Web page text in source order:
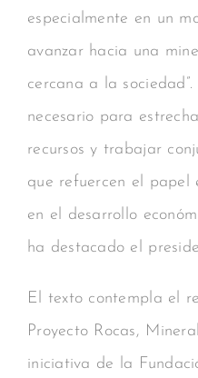
especialmente en un
avanzar hacia una
cercana a la
necesario para
recursos y trabajar
que refuercen el papel
en el desarrollo
ha destacado el
El texto contempla el
Proyecto Rocas,
iniciativa de la